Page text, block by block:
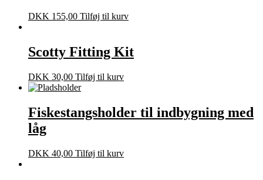
DKK 155,00 Tilføj til kurv
Scotty Fitting Kit
DKK 30,00 Tilføj til kurv
Fiskestangsholder til indbygning med
låg
DKK 40,00 Tilføj til kurv